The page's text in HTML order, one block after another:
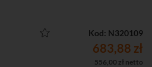
restartująca zawieszone
Kod: N320109
683,88 zł
556,00 zł netto